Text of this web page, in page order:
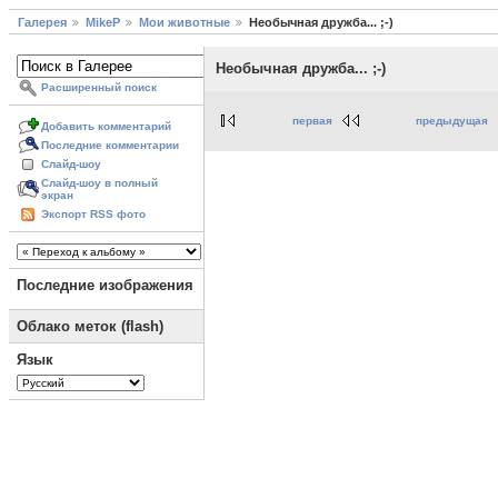
Галерея MikeP Мои животные Необычная дружба... ;-)
Расширенный поиск
Добавить комментарий
Последние комментарии
Слайд-шоу
Слайд-шоу в полный
экран
Экспорт RSS фото
Последние изображения
Облако меток (flash)
Язык
Необычная дружба... ;-)
первая предыдущая